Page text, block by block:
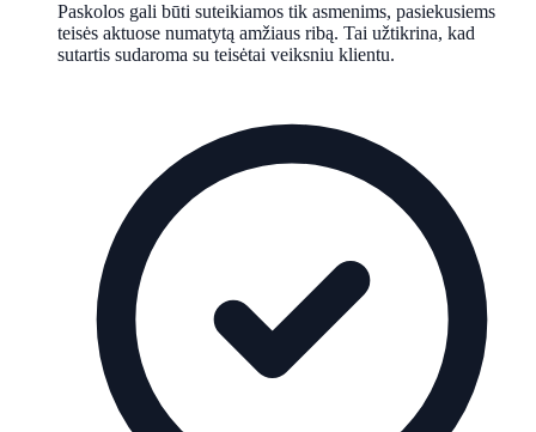
Paskolos gali būti suteikiamos tik asmenims, pasiekusiems
teisės aktuose numatytą amžiaus ribą. Tai užtikrina, kad
sutartis sudaroma su teisėtai veiksniu klientu.